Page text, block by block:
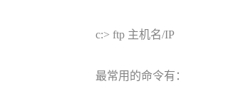
c:> ftp 主机名/IP
最常用的命令有：